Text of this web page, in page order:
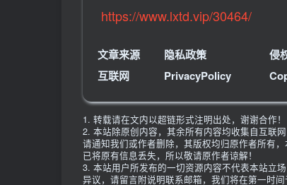
https://www.lxtd.vip/30464/
文章来源
互联网
隐私政策
PrivacyPolicy
侵
1. 转载请在文内以超链形式注明出处，谢谢合作！
2. 本站除原创内容，其余所有内容均收集自互联
请通知我们或作者删除，其版权均归原作者所有
已将原有信息丢失，所以敬请原作者谅解！
3. 本站用户所发布的一切资源内容不代表本站立
异议，请留言附说明联系邮箱，我们将在第一时